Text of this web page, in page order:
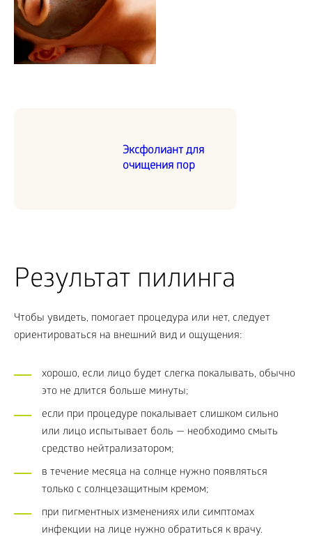
Эксфолиант для
очищения пор
Результат пилинга
Чтобы увидеть, помогает процедура или нет, следует
ориентироваться на внешний вид и ощущения:
хорошо, если лицо будет слегка покалывать, обычно
это не длится больше минуты;
если при процедуре покалывает слишком сильно
или лицо испытывает боль — необходимо смыть
средство нейтрализатором;
в течение месяца на солнце нужно появляться
только с солнцезащитным кремом;
при пигментных изменениях или симптомах
инфекции на лице нужно обратиться к врачу.